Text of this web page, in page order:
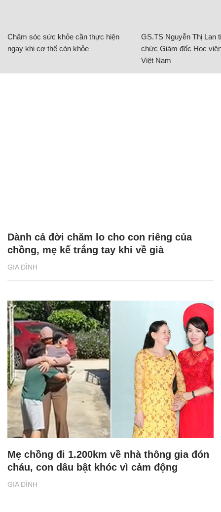
Chăm sóc sức khỏe cần thực hiện
ngay khi cơ thể còn khỏe
GS.TS Nguyễn Thị Lan
chức Giám đốc Học
Việt Nam
GIA ĐÌNH
Dành cả đời chăm lo cho con riêng của
chồng, mẹ kế trắng tay khi về già
GIA ĐÌNH
Mẹ chồng đi 1.200km về nhà thông gia đón
cháu, con dâu bật khóc vì cảm động